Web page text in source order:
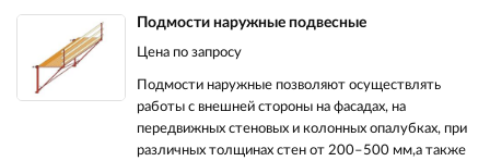
Подмости наружные подвесные
Цена по запросу
Подмости наружные позволяют осуществлять
работы с внешней стороны на фасадах, на
передвижных стеновых и колонных опалубках, при
различных толщинах стен от 200–500 мм,а также